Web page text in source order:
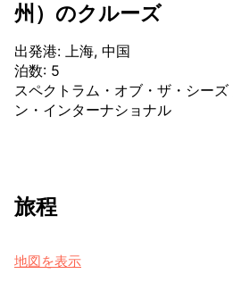
州）のクルーズ
出発港: 上海, 中国
泊数: 5
スペクトラム・オブ・ザ・シーズ
ン・インターナショナル
旅程
地図を表示